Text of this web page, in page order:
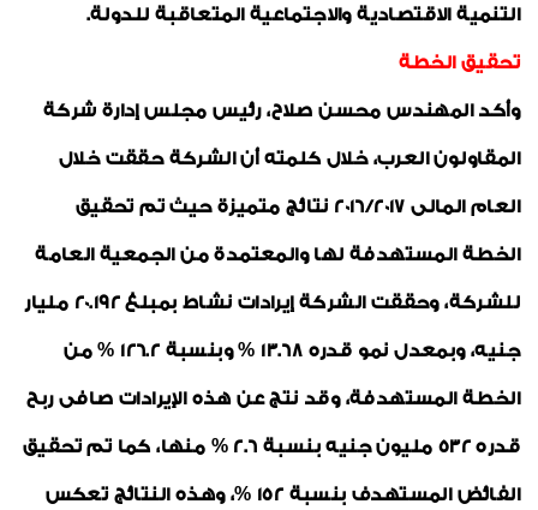
التنمية الاقتصادية والاجتماعية المتعاقبة للدولة.
تحقيق الخطة
وأكد المهندس محسن صلاح، رئيس مجلس إدارة شركة
المقاولون العرب، خلال كلمته أن الشركة حققت خلال
العام المالى 2016/2017 نتائج متميزة حيث تم تحقيق
الخطة المستهدفة لها والمعتمدة من الجمعية العامة
للشركة، وحققت الشركة إيرادات نشاط بمبلغ 20.192 مليار
جنيه، وبمعدل نمو قدره 13.68 % وبنسبة 126.2 % من
الخطة المستهدفة، وقد نتج عن هذه الإيرادات صافى ربح
قدره 532 مليون جنيه بنسبة 2.6 % منها، كما تم تحقيق
الفائض المستهدف بنسبة 152 %، وهذه النتائج تعكس